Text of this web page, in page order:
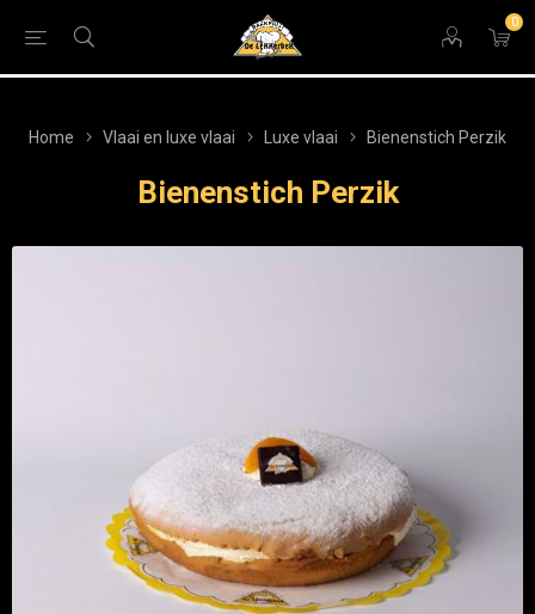
0
Home Vlaai en luxe vlaai Luxe vlaai Bienenstich Perzik
Bienenstich Perzik